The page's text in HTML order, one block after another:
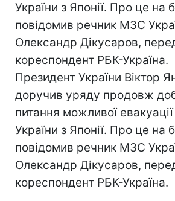
України з Японії. Про це на
повідомив речник МЗС
Олександр Дікусаров,
кореспондент РБК-Україна.
Президент України Віктор
доручив уряду продовж
питання можливої
України з Японії. Про це на
повідомив речник МЗС
Олександр Дікусаров,
кореспондент РБК-Україна.